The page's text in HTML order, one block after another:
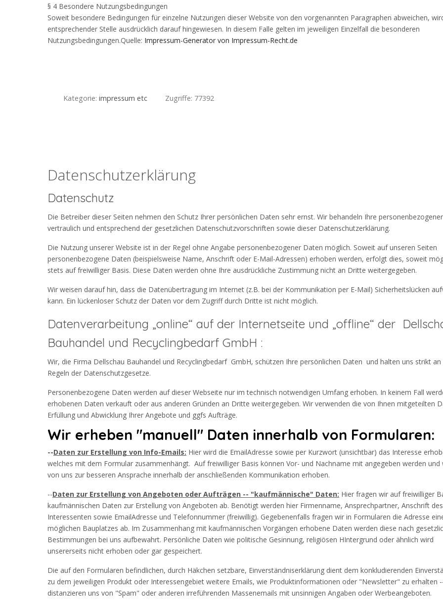
§ 4 Besondere Nutzungsbedingungen
Soweit besondere Bedingungen für einzelne Nutzungen dieser Website von den vorgenannten Paragraphen abweichen,
entsprechender Stelle ausdrücklich darauf hingewiesen. In diesem Falle gelten im jeweiligen Einzelfall die besonderen
Nutzungsbedingungen.Quelle: Impressum-Generator von Impressum-Recht.de
Kategorie: impressum etc Zugriffe: 77392
Datenschutzerklärung
Datenschutz
Die Betreiber dieser Seiten nehmen den Schutz Ihrer persönlichen Daten sehr ernst. Wir behandeln Ihre
vertraulich und entsprechend der gesetzlichen Datenschutzvorschriften sowie dieser Datenschutzerklärung.
Die Nutzung unserer Website ist in der Regel ohne Angabe personenbezogener Daten möglich. Soweit auf unseren Seiten
personenbezogene Daten (beispielsweise Name, Anschrift oder E-Mail-Adressen) erhoben werden, erfolgt dies, soweit
stets auf freiwilliger Basis. Diese Daten werden ohne Ihre ausdrückliche Zustimmung nicht an Dritte weitergegeben.
Wir weisen darauf hin, dass die Datenübertragung im Internet (z.B. bei der Kommunikation per E-Mail) Sicherheitslücken
kann. Ein lückenloser Schutz der Daten vor dem Zugriff durch Dritte ist nicht möglich.
Datenverarbeitung „online“ auf der Internetseite und „offline“ der
Bauhandel und Recyclingbedarf GmbH :
Wir, die Firma Dellschau Bauhandel und Recyclingbedarf GmbH, schützen Ihre persönlichen Daten und halten uns strikt an
Regeln der Datenschutzgesetze.
Personenbezogene Daten werden auf dieser Webseite nur im technisch notwendigen Umfang erhoben. In keinem Fall
erhobenen Daten verkauft oder aus anderen Gründen an Dritte weitergegeben. Wir verwenden die von Ihnen mitgeteilten
Erfüllung und Abwicklung Ihrer Angebote und ggfs Aufträge.
Wir erheben "manuell" Daten innerhalb von Formularen:
--Daten zur Erstellung von Info-Emails: Hier wird die EmailAdresse sowie per Kurzwort (unsichtbar) das Interesse
welches mit dem Formular zusammenhängt. Auf freiwilliger Basis können Vor- und Nachname mit angegeben werden und
von uns zur besseren Ansprache innerhalb der anschließenden Kommunikation erhoben.
--Daten zur Erstellung von Angeboten oder Aufträgen -- "kaufmännische" Daten: Hier fragen wir auf freiwilliger
kaufmännischen Daten zur Erstellung von Angeboten ab. Benötigt werden hier Firmenname, Ansprechpartner, Anschrift des
Interessenten sowie EmailAdresse und Telefonnummer (freiwillig). Gegebenenfalls fragen wir in Formularen die Adresse
möglichen Bauplatzes ab. Im Zusammenhang mit kaufmännischen Vorgängen erhobene Daten werden diese nach
Bestimmungen bei uns aufbewahrt. Persönliche Daten wie politische Gesinnung, religiösen HIntergrund oder ähnlich wird
unsererseits nicht erhoben oder gar gespeichert.
Die auf den Formularen befindlichen, durch Häkchen setzbare, Einverständniserklärung dient dem konkludierenden
zu dem jeweiligen Produkt oder Interessengebiet weitere Emails, wie Produktinformationen oder "Newsletter" zu erhalten
distanzieren uns von "Spam" oder anderen irreführenden Massenemails mit unsinnigen Angaben oder Werbeangeboten.